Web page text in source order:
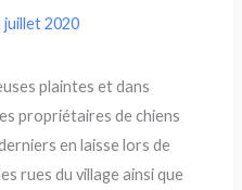
juillet 2020
plaintes et dans
propriétaires de chiens
en laisse lors de
rues du village ainsi que